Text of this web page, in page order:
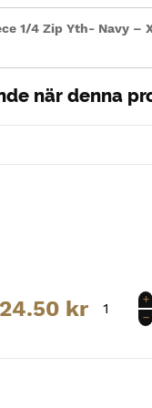
1/4 Zip Yth- Navy –
när denna
krTröja
Zip